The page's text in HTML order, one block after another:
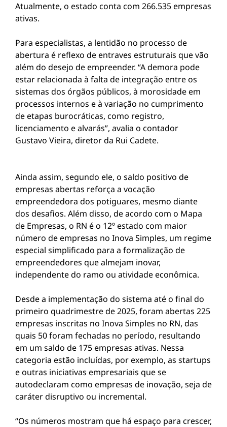
Atualmente, o estado conta com 266.535 empresas
ativas.
Para especialistas, a lentidão no processo de
abertura é reflexo de entraves estruturais que vão
além do desejo de empreender. “A demora pode
estar relacionada à falta de integração entre os
sistemas dos órgãos públicos, à morosidade em
processos internos e à variação no cumprimento
de etapas burocráticas, como registro,
licenciamento e alvarás”, avalia o contador
Gustavo Vieira, diretor da Rui Cadete.
Ainda assim, segundo ele, o saldo positivo de
empresas abertas reforça a vocação
empreendedora dos potiguares, mesmo diante
dos desafios. Além disso, de acordo com o Mapa
de Empresas, o RN é o 12º estado com maior
número de empresas no Inova Simples, um regime
especial simplificado para a formalização de
empreendedores que almejam inovar,
independente do ramo ou atividade econômica.
Desde a implementação do sistema até o final do
primeiro quadrimestre de 2025, foram abertas 225
empresas inscritas no Inova Simples no RN, das
quais 50 foram fechadas no período, resultando
em um saldo de 175 empresas ativas. Nessa
categoria estão incluídas, por exemplo, as startups
e outras iniciativas empresariais que se
autodeclaram como empresas de inovação, seja de
caráter disruptivo ou incremental.
“Os números mostram que há espaço para crescer,